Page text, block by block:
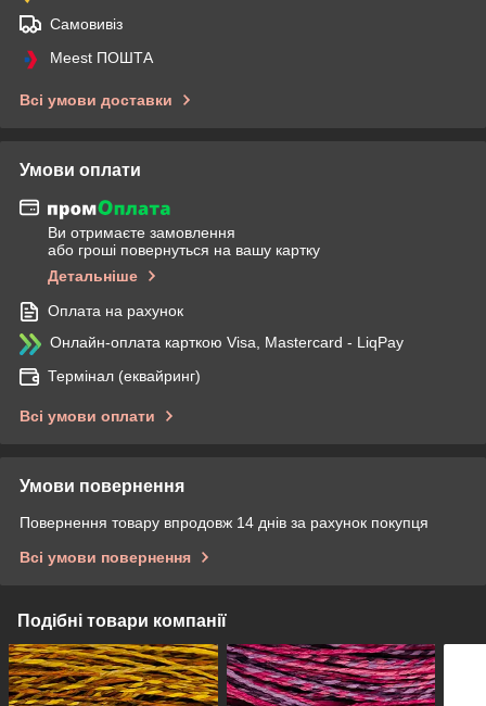
Самовивіз
Meest ПОШТА
Всі умови доставки
Умови оплати
Ви отримаєте замовлення
або гроші повернуться на вашу картку
Детальніше
Оплата на рахунок
Онлайн-оплата карткою Visa, Mastercard - LiqPay
Термінал (еквайринг)
Всі умови оплати
Умови повернення
Повернення товару впродовж 14 днів за рахунок покупця
Всі умови повернення
Подібні товари компанії